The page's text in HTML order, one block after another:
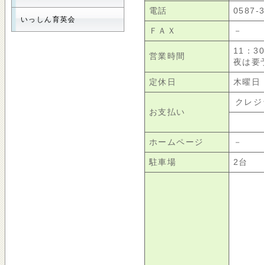
いっしん育英会
電話 0587-
ＦＡＸ －
営業時間
11：
夜は
定休日 木曜日
お支払い
クレ
ホームページ －
駐車場 2台